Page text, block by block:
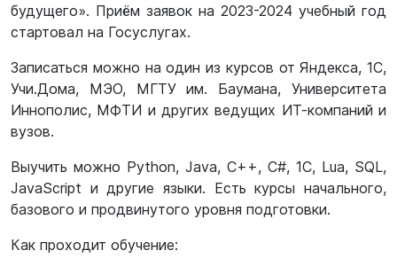
будущего». Приём заявок на 2023-2024 учебный год
стартовал на Госуслугах.
Записаться можно на один из курсов от Яндекса, 1С,
Учи.Дома, МЭО, МГТУ им. Баумана, Университета
Иннополис, МФТИ и других ведущих ИТ-компаний и
вузов.
Выучить можно Python, Java, C++, C#, 1С, Lua, SQL,
JavaScript и другие языки. Есть курсы начального,
базового и продвинутого уровня подготовки.
Как проходит обучение: